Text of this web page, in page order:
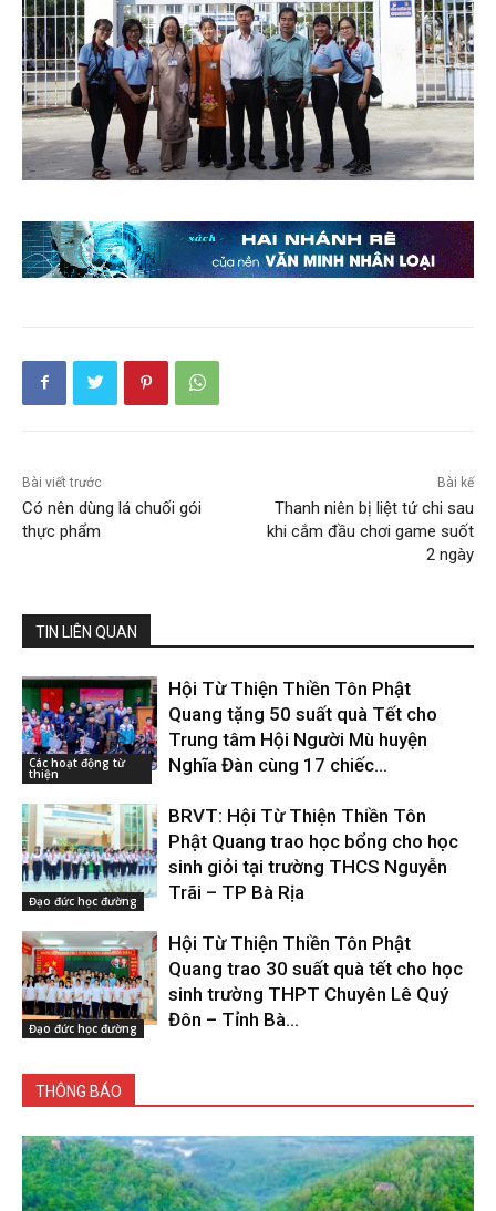
Bài viết trước
Có nên dùng lá chuối gói
thực phẩm
Bài kế
Thanh niên bị liệt tứ chi sau
khi cắm đầu chơi game suốt
2 ngày
TIN LIÊN QUAN
Các hoạt động từ
thiện
Hội Từ Thiện Thiền Tôn Phật
Quang tặng 50 suất quà Tết cho
Trung tâm Hội Người Mù huyện
Nghĩa Đàn cùng 17 chiếc...
Đạo đức học đường
BRVT: Hội Từ Thiện Thiền Tôn
Phật Quang trao học bổng cho học
sinh giỏi tại trường THCS Nguyễn
Trãi – TP Bà Rịa
Đạo đức học đường
Hội Từ Thiện Thiền Tôn Phật
Quang trao 30 suất quà tết cho học
sinh trường THPT Chuyên Lê Quý
Đôn – Tỉnh Bà...
THÔNG BÁO